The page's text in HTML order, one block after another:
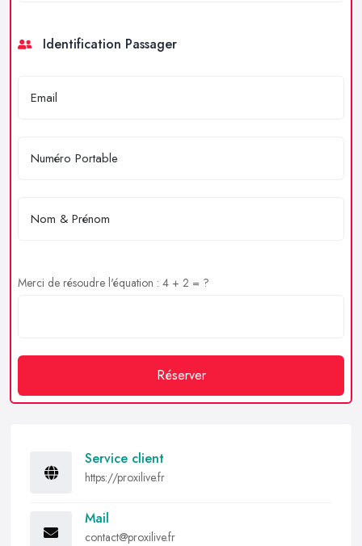
Identification Passager
Merci de résoudre l'équation : 4 + 2 = ?
Réserver
Service client
https://proxilive.fr
Mail
contact@proxilive.fr